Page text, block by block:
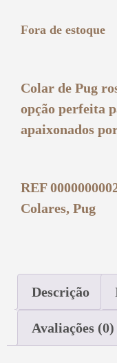
Fora de estoque
Colar de Pug
opção perfeita
apaixonados
REF
Colares, Pug
Descrição
Avaliações (0)